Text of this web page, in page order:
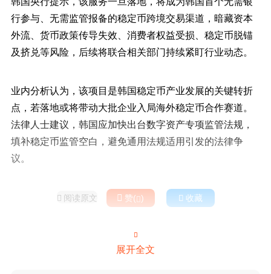
行参与、无需监管报备的稳定币跨境交易渠道，暗藏资本
外流、货币政策传导失效、消费者权益受损、稳定币脱锚
及挤兑等风险，后续将联合相关部门持续紧盯行业动态。
业内分析认为，该项目是韩国稳定币产业发展的关键转折
点，若落地或将带动大批企业入局海外稳定币合作赛道。
法律人士建议，韩国应加快出台数字资产专项监管法规，
填补稳定币监管空白，避免通用法规适用引发的法律争
议。
 阅读原文  赞()  收藏

展开全文